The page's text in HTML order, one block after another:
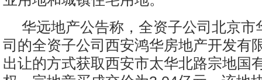
华远地产公告称，全资子公司北京市
司的全资子公司西安鸿华房地产开发有
出让的方式获取西安市太华北路宗地国